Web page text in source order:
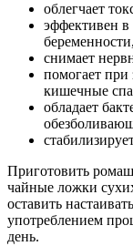
облегчает
эффективен
снимает
помогает при
кишечные
обладает
Приготовить
чайные ложки
оставить
употреблением
день.